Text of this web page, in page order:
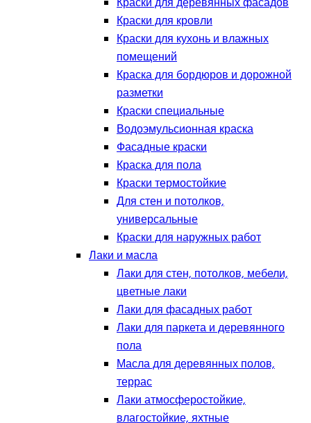
Краски для кровли
Краски для кухонь и влажных
помещений
Краска для бордюров и дорожной
разметки
Краски специальные
Водоэмульсионная краска
Фасадные краски
Краска для пола
Краски термостойкие
Для стен и потолков,
универсальные
Краски для наружных работ
Лаки и масла
Лаки для стен, потолков, мебели,
цветные лаки
Лаки для фасадных работ
Лаки для паркета и деревянного
пола
Масла для деревянных полов,
террас
Лаки атмосферостойкие,
влагостойкие, яхтные